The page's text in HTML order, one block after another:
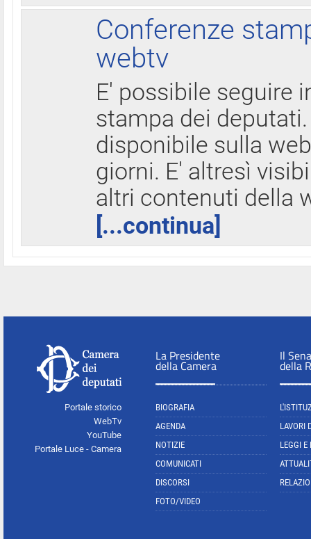
Conferenze
webtv
E' possibile seguire
stampa dei
disponibile sulla
giorni. E' altresì
altri contenuti della
[...continua]
Portale storico
WebTv
YouTube
Portale Luce - Camera
La Presidente
della Camera
BIOGRAFIA
AGENDA
NOTIZIE
COMUNICATI
DISCORSI
FOTO/VIDEO
Il
della
LAVORI
LEGGI E